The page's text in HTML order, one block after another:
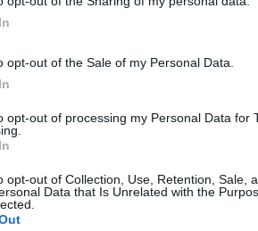
opt-out of the Sale of my Personal Data.
opt-out of processing my Personal Data for
opt-out of Collection, Use, Retention, Sale,
Data that Is Unrelated with the
z NAVI o sprzedaży slota
organizacji WLGaming
do tej ekipy. Co więcej, poszedł on
jest to pierwszy raz, kiedy będzie
ale także we Francji,
tak swego rodzaju happy end.
walkę o mistrzostwo Hellenic